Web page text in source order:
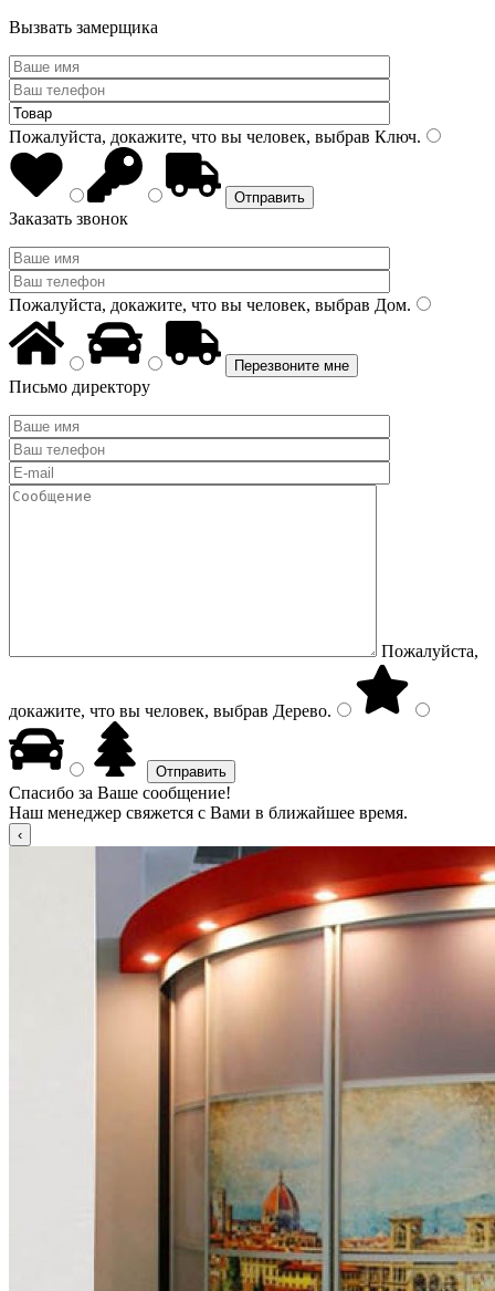
Вызвать замерщика
Пожалуйста, докажите, что вы человек, выбрав Ключ.
Заказать звонок
Пожалуйста, докажите, что вы человек, выбрав Дом.
Письмо директору
Пожалуйста,
докажите, что вы человек, выбрав Дерево.
Спасибо за Ваше сообщение!
Наш менеджер свяжется с Вами в ближайшее время.